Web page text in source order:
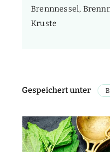
Brennnessel,
Kruste
Gespeichert unter